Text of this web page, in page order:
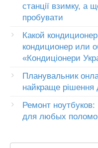
станції взимку, а
пробувати
Какой
кондиционер или
«Кондиціонери
Планувальник
найкраще рішення
Ремонт
для любых